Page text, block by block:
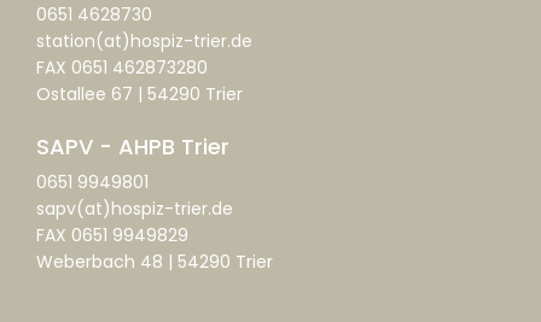
0651 4628730
station(at)hospiz-trier.de
FAX 0651 462873280
Ostallee 67 | 54290 Trier
SAPV - AHPB Trier
0651 9949801
sapv(at)hospiz-trier.de
FAX 0651 9949829
Weberbach 48 | 54290 Trier